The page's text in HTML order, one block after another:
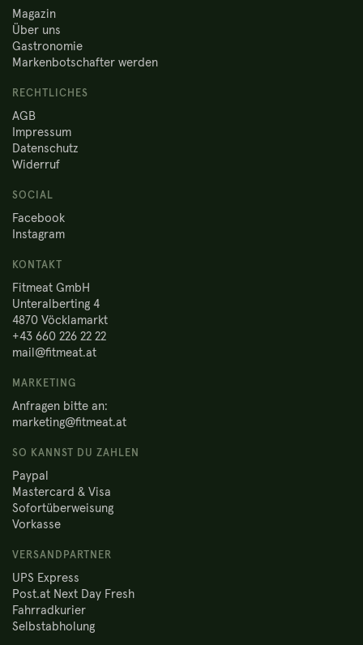
Magazin
Über uns
Gastronomie
Markenbotschafter werden
RECHTLICHES
AGB
Impressum
Datenschutz
Widerruf
SOCIAL
Facebook
Instagram
KONTAKT
Fitmeat GmbH
Unteralberting 4
4870 Vöcklamarkt
+43 660 226 22 22
mail@fitmeat.at
MARKETING
Anfragen bitte an:
marketing@fitmeat.at
SO KANNST DU ZAHLEN
Paypal
Mastercard & Visa
Sofortüberweisung
Vorkasse
VERSANDPARTNER
UPS Express
Post.at Next Day Fresh
Fahrradkurier
Selbstabholung